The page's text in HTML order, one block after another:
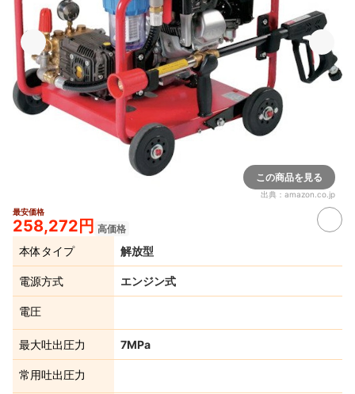
この商品を見る
出典： amazon.co.jp
最安価格
258,272円 高価格
本体タイプ 解放型
電源方式 エンジン式
電圧
最大吐出圧力 7MPa
常用吐出圧力